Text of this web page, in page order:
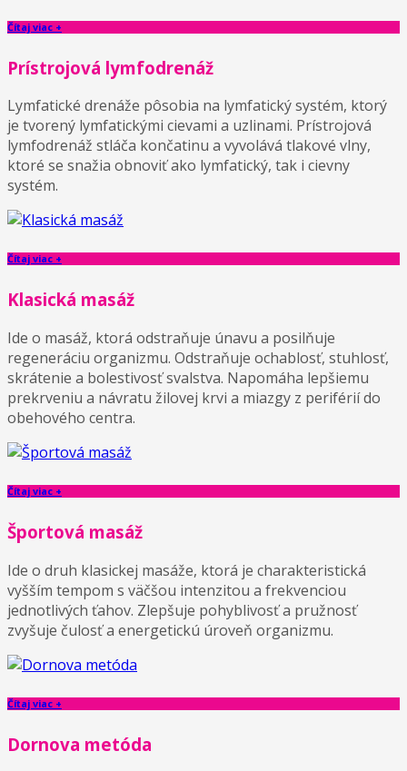
Čítaj viac +
Prístrojová lymfodrenáž
Lymfatické drenáže pôsobia na lymfatický systém, ktorý
je tvorený lymfatickými cievami a uzlinami. Prístrojová
lymfodrenáž stláča končatinu a vyvolává tlakové vlny,
ktoré se snažia obnoviť ako lymfatický, tak i cievny
systém.
Čítaj viac +
Klasická masáž
Ide o masáž, ktorá odstraňuje únavu a posilňuje
regeneráciu organizmu. Odstraňuje ochablosť, stuhlosť,
skrátenie a bolestivosť svalstva. Napomáha lepšiemu
prekrveniu a návratu žilovej krvi a miazgy z periférií do
obehového centra.
Čítaj viac +
Športová masáž
Ide o druh klasickej masáže, ktorá je charakteristická
vyšším tempom s väčšou intenzitou a frekvenciou
jednotlivých ťahov. Zlepšuje pohyblivosť a pružnosť
zvyšuje čulosť a energetickú úroveň organizmu.
Čítaj viac +
Dornova metóda